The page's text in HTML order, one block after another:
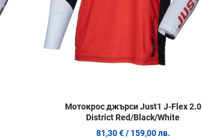
Мотокрос джърси Just1 J-Flex 2.0
District Red/Black/White
81,30 € / 159,00 лв.